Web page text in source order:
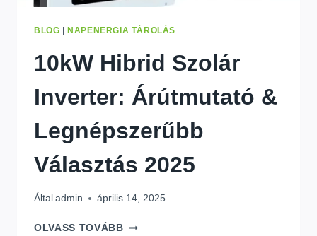
BLOG NAPENERGIA TÁROLÁS
10kW Hibrid Szolár
Inverter: Árútmutató &
Legnépszerűbb
Választás 2025
Által admin április 14, 2025
OLVASS TOVÁBB 10KW